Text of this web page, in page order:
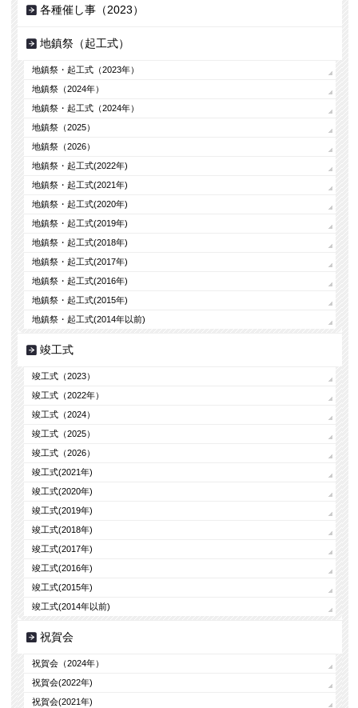
各種催し事（2023）
地鎮祭（起工式）
地鎮祭・起工式（2023年）
地鎮祭（2024年）
地鎮祭・起工式（2024年）
地鎮祭（2025）
地鎮祭（2026）
地鎮祭・起工式(2022年)
地鎮祭・起工式(2021年)
地鎮祭・起工式(2020年)
地鎮祭・起工式(2019年)
地鎮祭・起工式(2018年)
地鎮祭・起工式(2017年)
地鎮祭・起工式(2016年)
地鎮祭・起工式(2015年)
地鎮祭・起工式(2014年以前)
竣工式
竣工式（2023）
竣工式（2022年）
竣工式（2024）
竣工式（2025）
竣工式（2026）
竣工式(2021年)
竣工式(2020年)
竣工式(2019年)
竣工式(2018年)
竣工式(2017年)
竣工式(2016年)
竣工式(2015年)
竣工式(2014年以前)
祝賀会
祝賀会（2024年）
祝賀会(2022年)
祝賀会(2021年)